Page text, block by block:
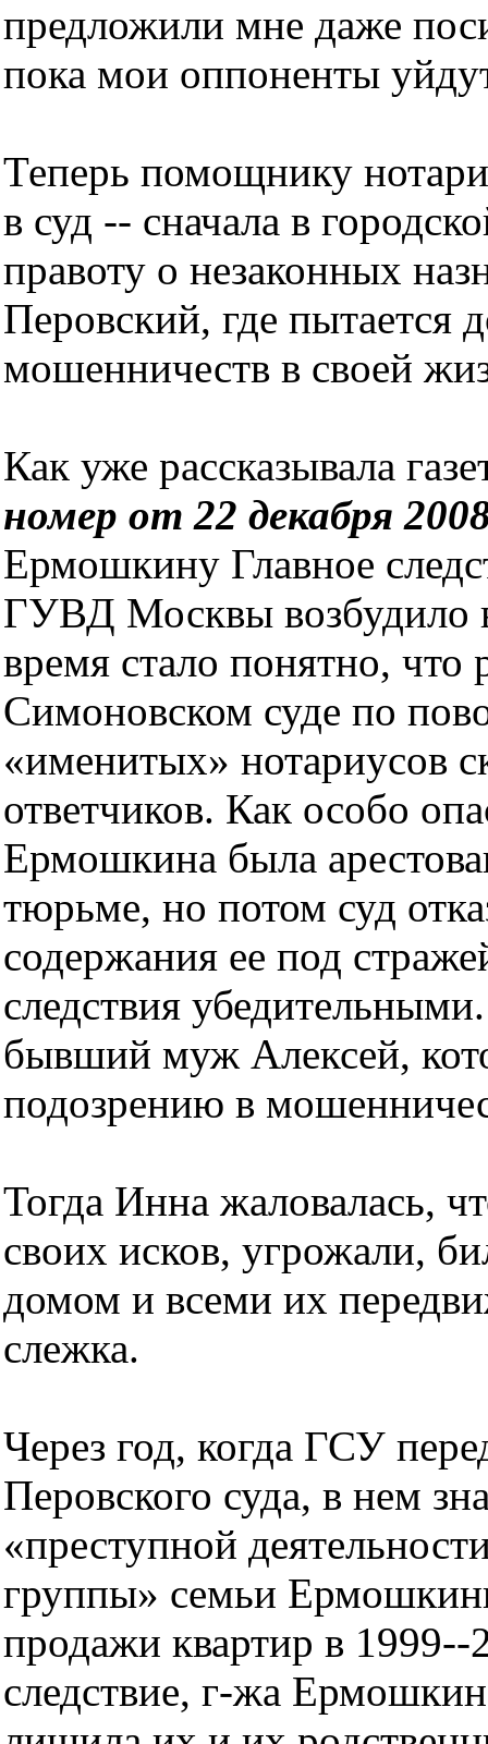
предложили мне даже
пока мои оппоненты
Теперь помощнику
в суд -- сначала в
правоту о незаконных
Перовский, где пытается
мошенничеств в своей
Как уже рассказывала
номер от 22 декабря
Ермошкину Главное
ГУВД Москвы возбудило
время стало понятно, что
Симоновском суде по
«именитых» нотариусов
ответчиков. Как особо
Ермошкина была
тюрьме, но потом суд
содержания ее под
следствия
бывший муж Алексей,
подозрению в
Тогда Инна жаловалась,
своих исков, угрожали,
домом и всеми их
слежка.
Через год, когда ГСУ
Перовского суда, в нем
«преступной
группы» семьи
продажи квартир в 1999--
следствие, г-жа